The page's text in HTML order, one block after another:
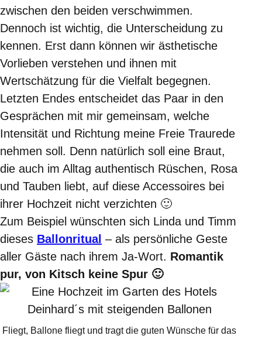
zwischen den beiden verschwimmen.
Dennoch ist wichtig, die Unterscheidung zu
kennen. Erst dann können wir ästhetische
Vorlieben verstehen und ihnen mit
Wertschätzung für die Vielfalt begegnen.
Letzten Endes entscheidet das Paar in den
Gesprächen mit mir gemeinsam, welche
Intensität und Richtung meine Freie Traurede
nehmen soll. Denn natürlich soll eine Braut,
die auch im Alltag authentisch Rüschen, Rosa
und Tauben liebt, auf diese Accessoires bei
ihrer Hochzeit nicht verzichten 🙂
Zum Beispiel wünschten sich Linda und Timm
dieses Ballonritual – als persönliche Geste
aller Gäste nach ihrem Ja-Wort. Romantik
pur, von Kitsch keine Spur 🙂
Fliegt, Ballone fliegt und tragt die guten Wünsche für das